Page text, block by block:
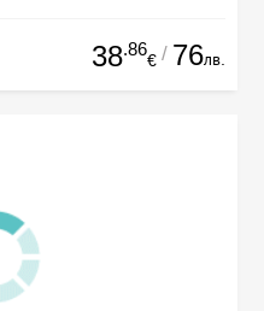
38.86
€ / 76лв.